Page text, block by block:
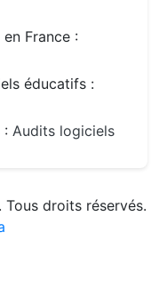
France :
éducatifs :
:Audits logiciels
droits réservés.